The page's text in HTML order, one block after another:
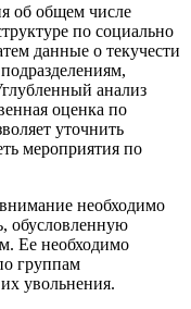
об общем числе
по социально
данные о текучести
анализ
оценка по
уточнить
мероприятия по
необходимо
обусловленную
Ее необходимо
группам
увольнения.